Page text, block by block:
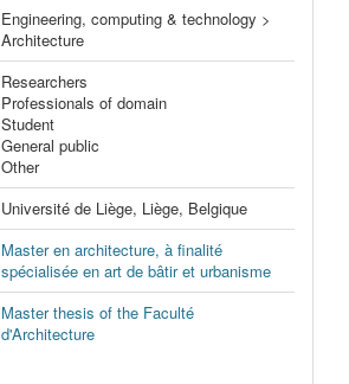
Engineering, computing & technology >
Architecture
Researchers
Professionals of domain
Student
General public
Other
Université de Liège, Liège, Belgique
Master en architecture, à finalité
spécialisée en art de bâtir et urbanisme
Master thesis of the Faculté
d'Architecture